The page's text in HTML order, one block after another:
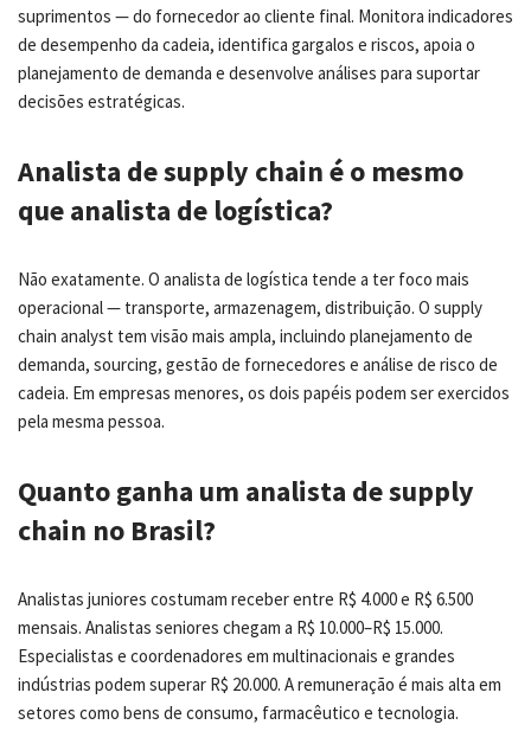
suprimentos — do fornecedor ao cliente final. Monitora indicadores
de desempenho da cadeia, identifica gargalos e riscos, apoia o
planejamento de demanda e desenvolve análises para suportar
decisões estratégicas.
Analista de supply chain é o mesmo
que analista de logística?
Não exatamente. O analista de logística tende a ter foco mais
operacional — transporte, armazenagem, distribuição. O supply
chain analyst tem visão mais ampla, incluindo planejamento de
demanda, sourcing, gestão de fornecedores e análise de risco de
cadeia. Em empresas menores, os dois papéis podem ser exercidos
pela mesma pessoa.
Quanto ganha um analista de supply
chain no Brasil?
Analistas juniores costumam receber entre R$ 4.000 e R$ 6.500
mensais. Analistas seniores chegam a R$ 10.000–R$ 15.000.
Especialistas e coordenadores em multinacionais e grandes
indústrias podem superar R$ 20.000. A remuneração é mais alta em
setores como bens de consumo, farmacêutico e tecnologia.